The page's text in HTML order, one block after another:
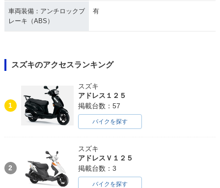
車両装備：アンチロックブ
レーキ（ABS）
有
スズキのアクセスランキング
1
スズキ
アドレス１２５
掲載台数：57
バイクを探す
2
スズキ
アドレスＶ１２５
掲載台数：3
バイクを探す